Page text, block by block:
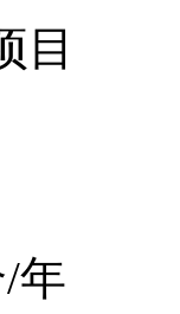
目
年